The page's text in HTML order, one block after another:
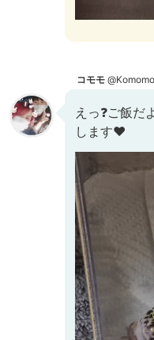
コモモ
えっ❓️ご飯だ
します♥️